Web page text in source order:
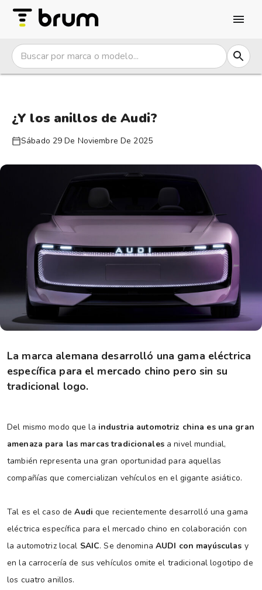
¿Y los anillos de Audi?
Sábado 29 De Noviembre De 2025
La marca alemana desarrolló una gama eléctrica
específica para el mercado chino pero sin su
tradicional logo.
Del mismo modo que la industria automotriz china es una gran
amenaza para las marcas tradicionalesa nivel mundial,
también representa una gran oportunidad para aquellas
compañías que comercializan vehículos en el gigante asiático.
Tal es el caso deAudi que recientemente desarrolló una gama
eléctrica específica para el mercado chino en colaboración con
la automotriz local SAIC. Se denominaAUDI con mayúsculas y
en la carrocería de sus vehículos omite el tradicional logotipo de
los cuatro anillos.